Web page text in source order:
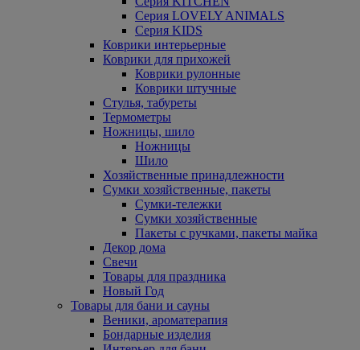
Серия LOVELY ANIMALS
Серия KIDS
Коврики интерьерные
Коврики для прихожей
Коврики рулонные
Коврики штучные
Стулья, табуреты
Термометры
Ножницы, шило
Ножницы
Шило
Хозяйственные принадлежности
Сумки хозяйственные, пакеты
Сумки-тележки
Сумки хозяйственные
Пакеты с ручками, пакеты майка
Декор дома
Свечи
Товары для праздника
Новый Год
Товары для бани и сауны
Веники, ароматерапия
Бондарные изделия